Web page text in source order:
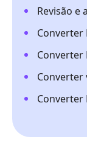
Revisão e
Converter
Converter
Converter
Converter